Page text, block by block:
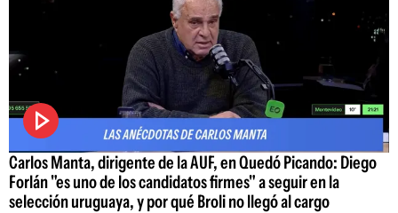
Carlos Manta, dirigente de la AUF, en Quedó Picando: Diego
Forlán "es uno de los candidatos firmes" a seguir en la
selección uruguaya, y por qué Broli no llegó al cargo